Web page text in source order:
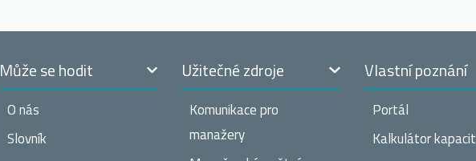
Může se hodit
O nás
Slovník
Užitečné zdroje
Komunikace pro
manažery
Vlastní poznání
Portál
Kalkulátor kapacit